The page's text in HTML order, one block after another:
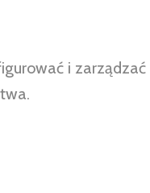
i zarządzać